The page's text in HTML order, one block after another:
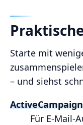
Starte mit
– und siehst
Für